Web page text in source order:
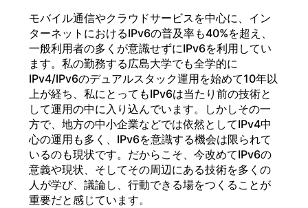
モバイル通信やクラウドサービスを中心に、イン
ターネットにおけるIPv6の普及率も40%を超え、
一般利用者の多くが意識せずにIPv6を利用してい
ます。私の勤務する広島大学でも全学的に
IPv4/IPv6のデュアルスタック運用を始めて10年以
上が経ち、私にとってもIPv6は当たり前の技術と
して運用の中に入り込んでいます。しかしその一
方で、地方の中小企業などでは依然としてIPv4中
心の運用も多く、IPv6を意識する機会は限られて
いるのも現状です。だからこそ、今改めてIPv6の
意義や現状、そしてその周辺にある技術を多くの
人が学び、議論し、行動できる場をつくることが
重要だと感じています。